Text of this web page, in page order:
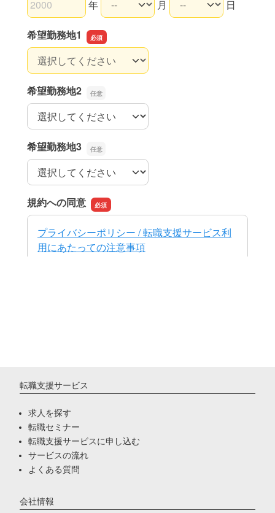
転職支援サービス
求人を探す
転職セミナー
転職支援サービスに申し込む
サービスの流れ
よくある質問
会社情報